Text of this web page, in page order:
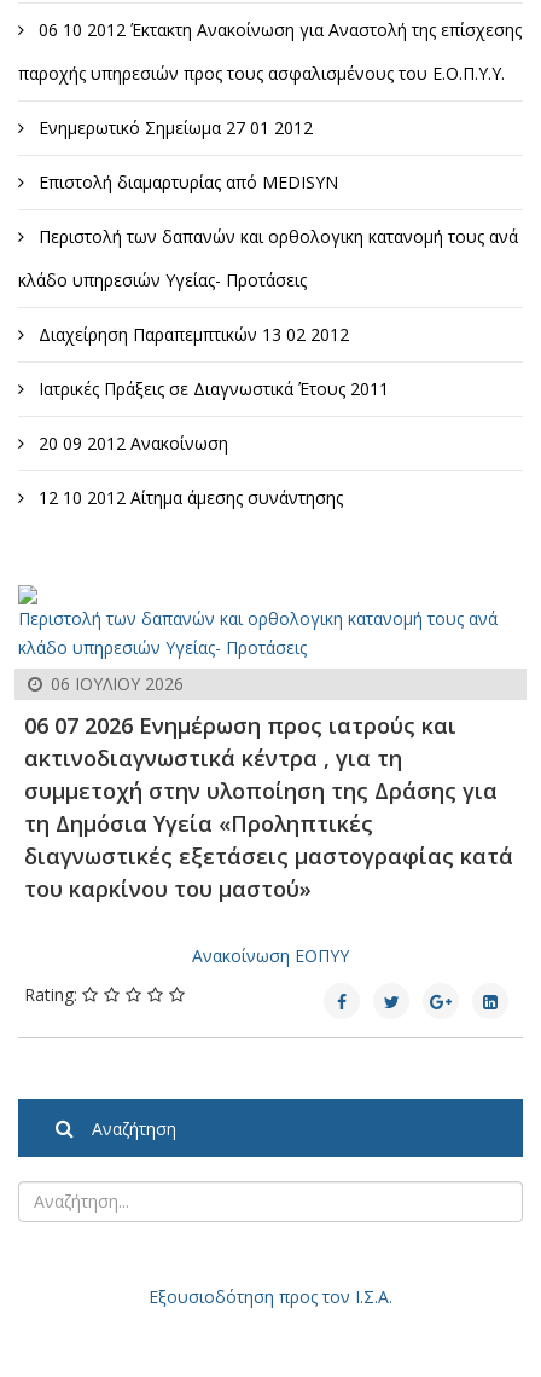
06 10 2012 Έκτακτη Ανακοίνωση για Αναστολή της επίσχεσης
παροχής υπηρεσιών προς τους ασφαλισμένους του Ε.Ο.Π.Υ.Υ.
Ενημερωτικό Σημείωμα 27 01 2012
Επιστολή διαμαρτυρίας από MEDISYN
Περιστολή των δαπανών και ορθολογικη κατανομή τους ανά
κλάδο υπηρεσιών Υγείας- Προτάσεις
Διαχείρηση Παραπεμπτικών 13 02 2012
Ιατρικές Πράξεις σε Διαγνωστικά Έτους 2011
20 09 2012 Ανακοίνωση
12 10 2012 Αίτημα άμεσης συνάντησης
Περιστολή των δαπανών και ορθολογικη κατανομή τους ανά
κλάδο υπηρεσιών Υγείας- Προτάσεις
06 ΙΟΥΛΊΟΥ 2026
06 07 2026 Eνημέρωση προς ιατρούς και
ακτινοδιαγνωστικά κέντρα , για τη
συμμετοχή στην υλοποίηση της Δράσης για
τη Δημόσια Υγεία «Προληπτικές
διαγνωστικές εξετάσεις μαστογραφίας κατά
του καρκίνου του μαστού»
Ανακοίνωση ΕΟΠΥΥ
Rating:
Αναζήτηση
Εξουσιοδότηση προς τον Ι.Σ.Α.